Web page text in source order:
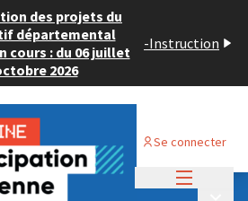
des projets du
départemental
cours : du 06 juillet
2026
-Instruction
Se connecter
2024